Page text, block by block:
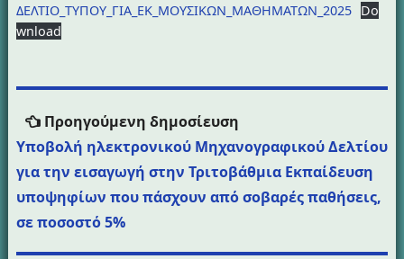
ΔΕΛΤΙΟ_ΤΥΠΟΥ_ΓΙΑ_ΕΚ_ΜΟΥΣΙΚΩΝ_ΜΑΘΗΜΑΤΩΝ_2025
Do
wnload
Πλοήγηση
άρθρων
Προηγούμενη δημοσίευσηΠροηγούμενη
δημοσίευση:
Υποβολή ηλεκτρονικού Μηχανογραφικού Δελτίου
για την εισαγωγή στην Τριτοβάθμια Εκπαίδευση
υποψηφίων που πάσχουν από σοβαρές παθήσεις,
σε ποσοστό 5%